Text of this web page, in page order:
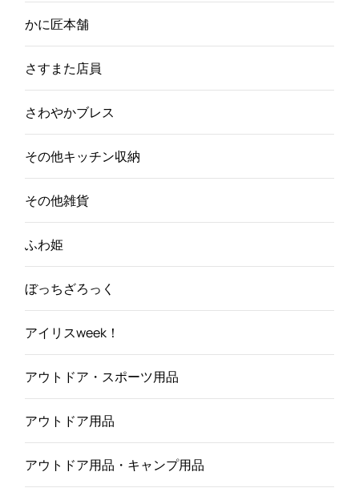
かに匠本舗
さすまた店員
さわやかブレス
その他キッチン収納
その他雑貨
ふわ姫
ぼっちざろっく
アイリスweek！
アウトドア・スポーツ用品
アウトドア用品
アウトドア用品・キャンプ用品